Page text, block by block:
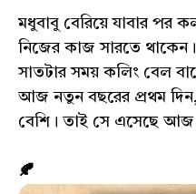
মধুবাবু বেরিয়ে যাবার পর
নিজের কাজ সারতে থাকেন।
সাতটার সময় কলিং বেল
আজ নতুন বছরের প্রথম
বেশি। তাই সে এসেছে
🍂